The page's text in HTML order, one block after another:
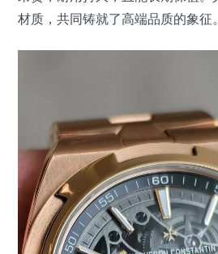
材质，共同铸就了高端品质的象征。